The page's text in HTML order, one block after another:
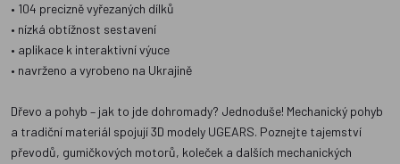
• 104 precizně vyřezaných dílků
• nízká obtížnost sestavení
• aplikace k interaktivní výuce
• navrženo a vyrobeno na Ukrajině
Dřevo a pohyb – jak to jde dohromady? Jednoduše! Mechanický pohyb
a tradiční materiál spojují 3D modely UGEARS. Poznejte tajemství
převodů, gumičkových motorů, koleček a dalších mechanických